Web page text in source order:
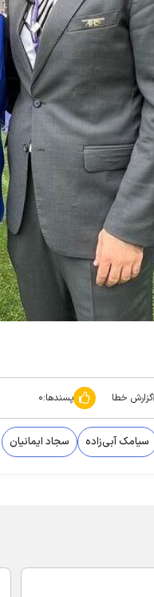
گزارش خطا پسندها:۰
سیامک آبی‌زاده سجاد ایمانیان